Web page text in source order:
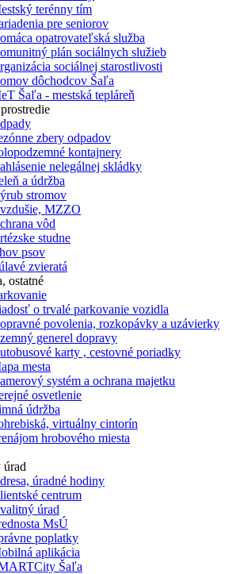
terénny tím
pre seniorov
opatrovateľská služba
plán sociálnych služieb
sociálnej starostlivosti
dôchodcov Šaľa
Šaľa - mestská tepláreň
zbery odpadov
kontajnery
nelegálnej skládky
a údržba
stromov
MZZO
vôd
studne
psov
zvieratá
ostatné
o trvalé parkovanie vozidla
povolenia, rozkopávky a uzávierky
generel dopravy
karty , cestovné poriadky
mesta
systém a ochrana majetku
osvetlenie
údržba
virtuálny cintorín
hrobového miesta
úrad
úradné hodiny
centrum
úrad
MsÚ
poplatky
aplikácia
Šaľa